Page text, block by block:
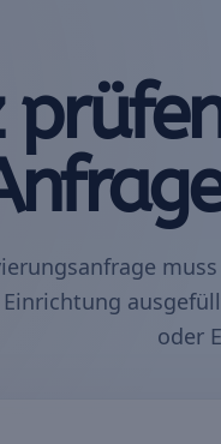
Einrichtung
oder